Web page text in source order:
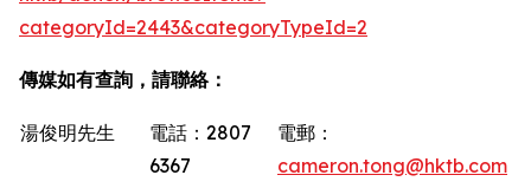
categoryId=2443&categoryTypeId=2
傳媒如有查詢，請聯絡：
湯俊明先生
電話：2807
6367
電郵：
cameron.tong@hktb.com